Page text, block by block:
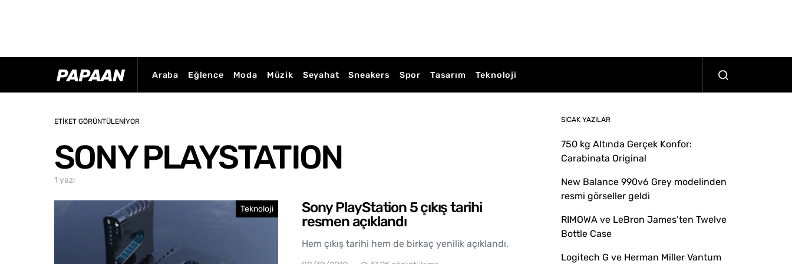
Araba Eğlence Moda Müzik Seyahat Sneakers Spor Tasarım Teknoloji
ETIKET GÖRÜNTÜLENIYOR
SONY PLAYSTATION
1 yazı
Teknoloji
Sony PlayStation 5 çıkış tarihi
resmen açıklandı
Hem çıkış tarihi hem de birkaç yenilik açıklandı.
SICAK YAZILAR
750 kg Altında Gerçek Konfor:
Carabinata Original
New Balance 990v6 Grey modelinden
resmi görseller geldi
RIMOWA ve LeBron James’ten Twelve
Bottle Case
Logitech G ve Herman Miller Vantum